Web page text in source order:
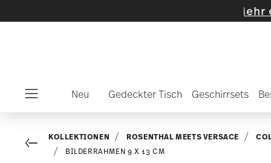
Mehr
Neu Gedeckter Tisch Geschirrsets
Go backKOLLEKTIONEN ROSENTHAL MEETS VERSACE
BILDERRAHMEN 9 X 13 CM